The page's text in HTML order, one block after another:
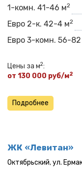
1-комн. 41-46 м2
Евро 2-к. 42-4 м2
Евро 3-комн. 56-
Цены за м2:
от 130 000 руб/м2
Подробнее
ЖК «Левитан»
Октябрьский,ул.